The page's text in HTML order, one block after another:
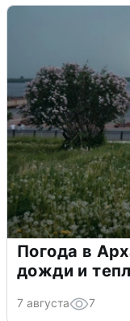
Погода в
дожди и
7 августа 7